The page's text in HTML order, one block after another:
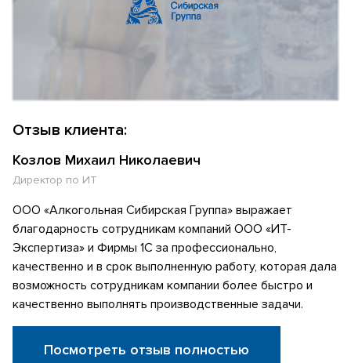
Отзыв клиента:
Козлов Михаил Николаевич
Директор по ИТ
ООО «Алкогольная Сибирская Группа» выражает
благодарность сотрудникам компаний ООО «ИТ-
Экспертиза» и Фирмы 1С за профессионально,
качественно и в срок выполненную работу, которая дала
возможность сотрудникам компании более быстро и
качественно выполнять производственные задачи.
Посмотреть отзыв полностью